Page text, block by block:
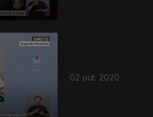
02 out. 2020